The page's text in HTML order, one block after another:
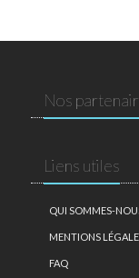
Nos
Liens utiles
QUI SOMMES-
MENTIONS
FAQ